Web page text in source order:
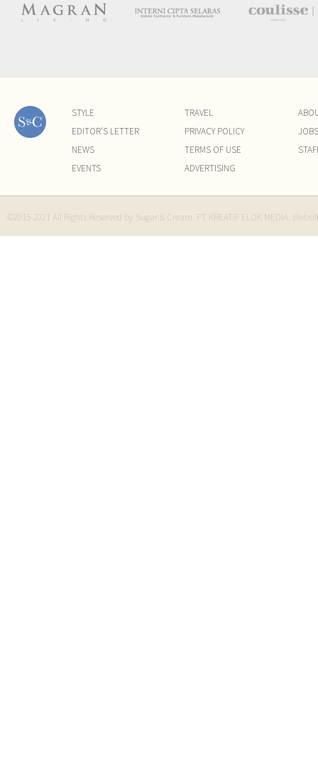
STYLE
EDITOR'S LETTER
NEWS
EVENTS
TRAVEL
PRIVACY POLICY
TERMS OF USE
ADVERTISING
JOBS
©2015-2021 All Rights Reserved by Sugar & Cream. PT KREATIF ELOK MEDIA.